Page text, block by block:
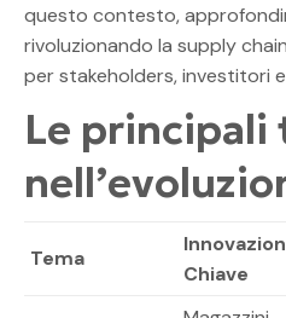
questo contesto,
rivoluzionando la supply
per stakeholders, investitori
Le principali
Tema
Chiave